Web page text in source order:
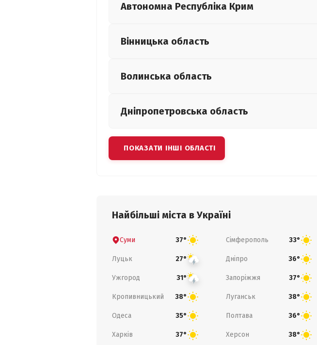
Автономна Республіка Крим
Вінницька область
Волинська область
Дніпропетровська область
ПОКАЗАТИ ІНШІ ОБЛАСТІ
Найбільші міста в Україні
Суми 37° Сімферополь 33°
Луцьк 27° Дніпро 36°
Ужгород 31° Запоріжжя 37°
Кропивницький 38° Луганськ 38°
Одеса 35° Полтава 36°
Харків 37° Херсон 38°